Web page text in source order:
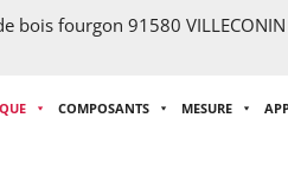
bois fourgon 91580 VILLECONIN
COMPOSANTS MESURE